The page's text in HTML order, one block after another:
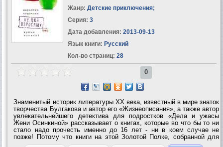
Жанр: Детские приключения;
Серия: 3
Дата добавления: 2013-09-13
Язык книги: Русский
Кол-во страниц: 28
0
Знаменитый историк литературы ХХ века, известный в мире знаток
творчества Булгакова и автор его «Жизнеописания», а также автор
увлекательнейшего детектива для подростков «Дела и ужасы
Жени Осинкиной» рассказывает о книгах, которые во что бы то ни
стало надо прочесть именно до 16 лет - ни в коем случае не
позже! Потому что книги на этой Золотой Полке, собранной для
вас Мариэттой Чудаковой, так хитро написаны, что если вы